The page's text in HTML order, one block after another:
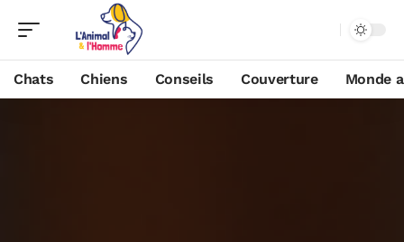
Chats Chiens Conseils Couverture Monde